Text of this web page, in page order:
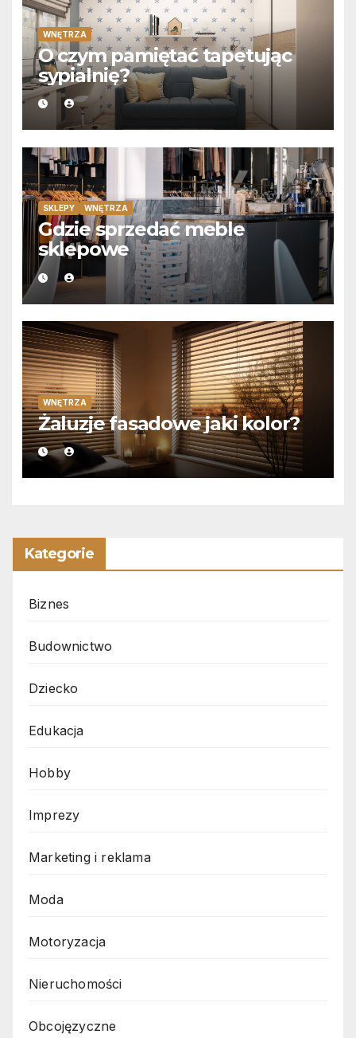
WNĘTRZA
O czym pamiętać tapetując
sypialnię?
SKLEPY WNĘTRZA
Gdzie sprzedać meble
sklepowe
WNĘTRZA
Żaluzje fasadowe jaki kolor?
Kategorie
Biznes
Budownictwo
Dziecko
Edukacja
Hobby
Imprezy
Marketing i reklama
Moda
Motoryzacja
Nieruchomości
Obcojęzyczne